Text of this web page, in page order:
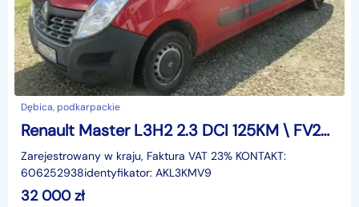
Dębica, podkarpackie
Renault Master L3H2 2.3 DCI 125KM \ FV23%
Zarejestrowany w kraju, Faktura VAT 23% KONTAKT:
606252938identyfikator: AKL3KMV9
32 000zł